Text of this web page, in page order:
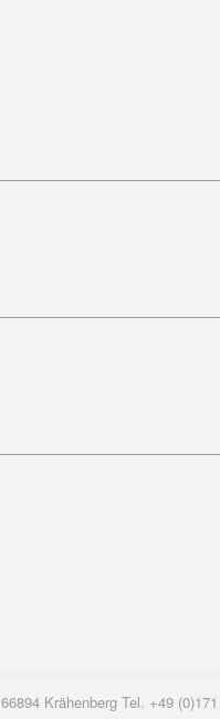
Krähenberg Tel. +49 (0)171